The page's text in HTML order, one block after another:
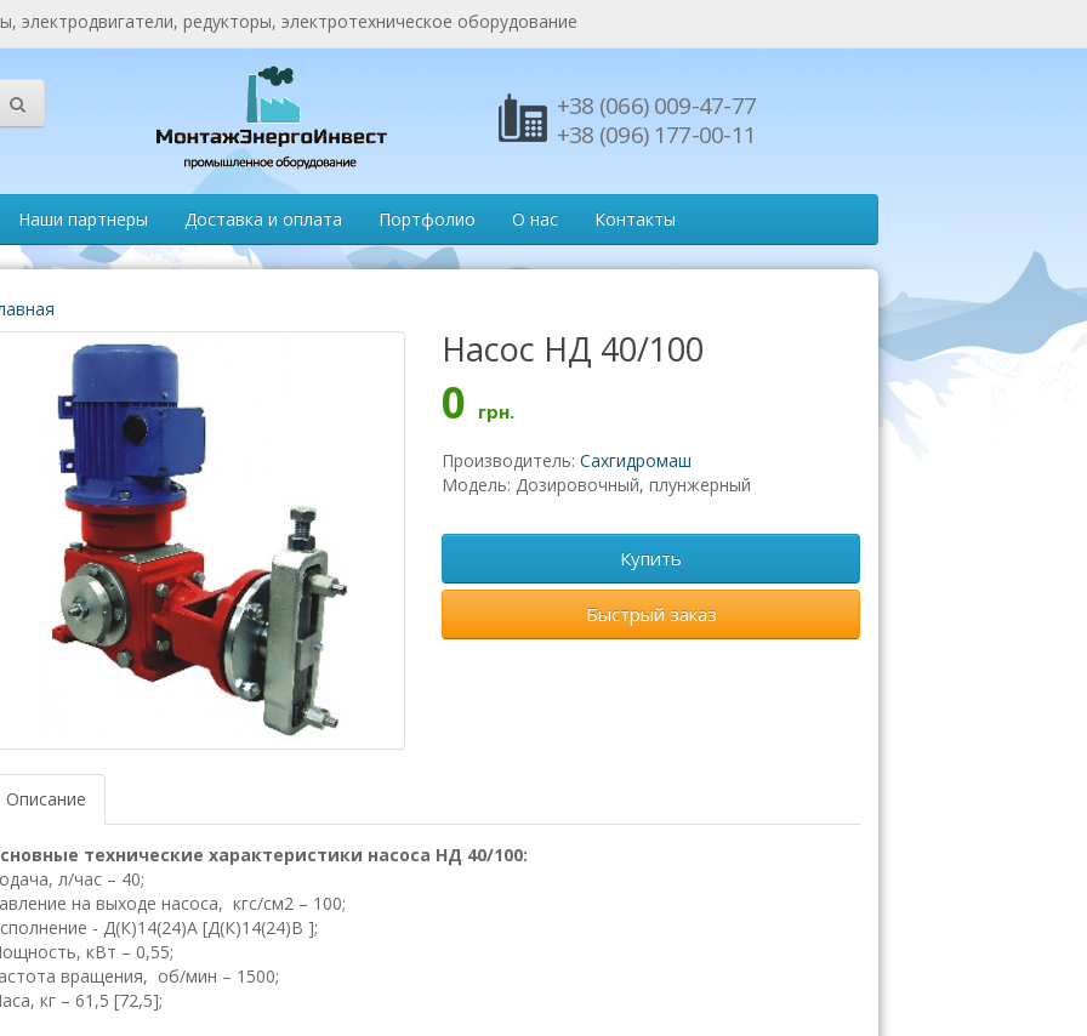
редукторы, электротехническое оборудование
+38 (066) 009-47-77
+38 (096) 177-00-11
Наши партнеры Доставка и оплата Портфолио О нас Контакты
Насос НД 40/100
0 грн.
Производитель: Сахгидромаш
Модель: Дозировочный, плунжерный
Купить
Быстрый заказ
Описание
технические характеристики насоса НД 40/100:
л/час – 40;
на выходе насоса, кгс/см2 – 100;
- Д(К)14(24)А [Д(К)14(24)В ];
кВт – 0,55;
вращения, об/мин – 1500;
кг – 61,5 [72,5];